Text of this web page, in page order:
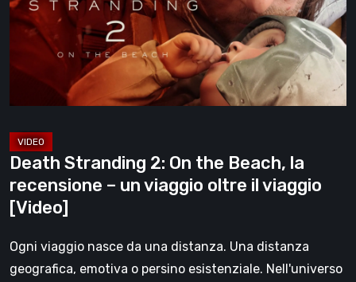
the
Beach,
recensione
–
viaggio
oltre
il
viaggio
Death Stranding 2: On the Beach, la
recensione – un viaggio oltre il viaggio
[Video]
Ogni viaggio nasce da una distanza. Una distanza
geografica, emotiva o persino esistenziale. Nell'universo